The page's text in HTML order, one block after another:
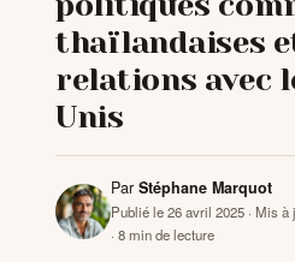
EXPATRIATION
BLOG
CONTACTS
thaïlandaises
relations avec
Unis
Par Stéphane Marquot
Publié le 26 avril 2025 · Mis
· 8 min de lecture